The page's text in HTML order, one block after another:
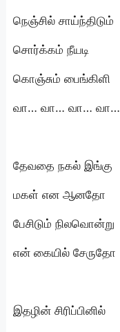
நெஞ்சில் சாய்ந்திடும்
சொர்க்கம் நீயடி
கொஞ்சும் பைங்கிளி
வா… வா… வா… வா…
தேவதை நகல் இங்கு
மகள் என ஆனதோ
பேசிடும் நிலவொன்று
என் கையில் சேருதோ
இதழின் சிரிப்பினில்